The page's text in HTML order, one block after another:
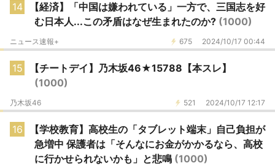
14
【経済】「中国は嫌われている」一方で、三国志を好
む日本人...この矛盾はなぜ生まれたのか? (1000)
675 2024/10/17 00:44
ニュース速報+
15
【チートデイ】乃木坂46★15788【本スレ】
(1000)
521 2024/10/17 12:17
乃木坂46
16
【学校教育】高校生の「タブレット端末」自己負担が
急増中 保護者は「そんなにお金がかかるなら、高校
に行かせられないかも」と悲鳴 (1000)